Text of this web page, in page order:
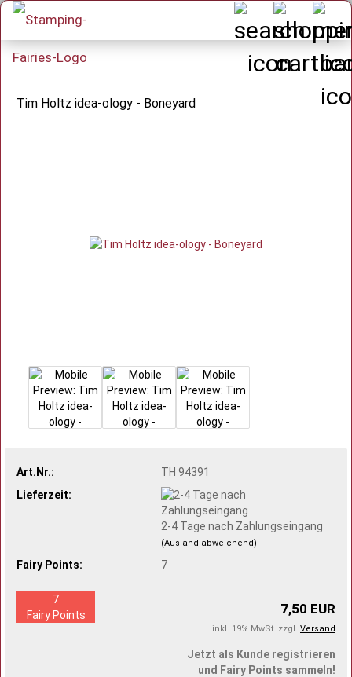
Tim Holtz idea-ology - Boneyard
Art.Nr.:
TH 94391
Lieferzeit:
2-4 Tage nach Zahlungseingang
(Ausland abweichend)
Fairy Points: 7
7,50 EUR
inkl. 19% MwSt. zzgl. Versand
7
Fairy Points
Jetzt als Kunde registrieren
und Fairy Points sammeln!